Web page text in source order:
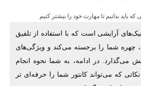
آرایشی است که با استفاده از تلفیق
چهره شما را برجسته می‌کند و ویژگی‌های
می‌گذارد. در ادامه، به شما نحوه انجام
که می‌تواند کانتور شما را حرفه‌ای تر